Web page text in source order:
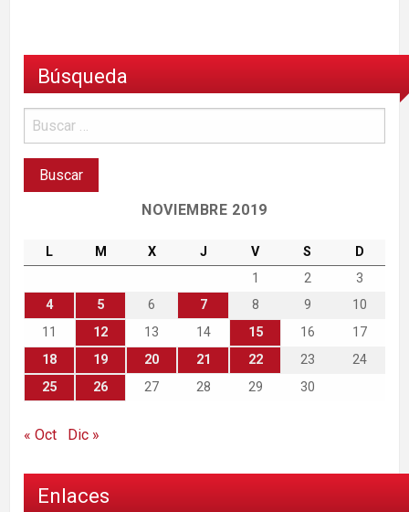
Búsqueda
NOVIEMBRE 2019
L M X J V S
D
1
2
3
4
5 6 7 8 9
10
11
12 13 14 15 16
17
18
19 20 21 22 23
24
25
26 27 28 29 30
« Oct Dic »
Enlaces